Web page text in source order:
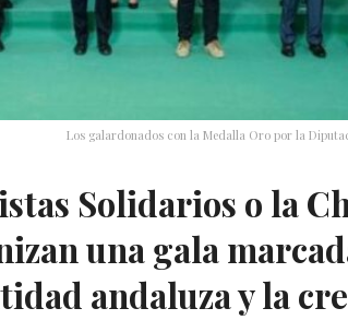
Los galardonados con la Medalla Oro por la
Solidarios o la
una gala
andaluza y la